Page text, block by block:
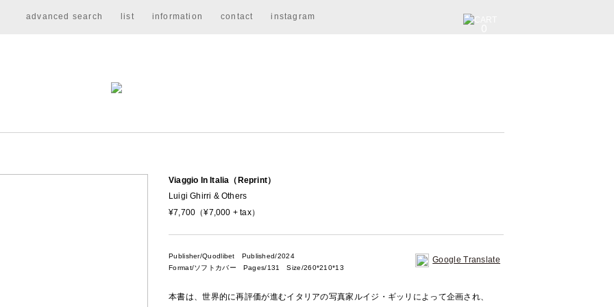
advanced search list information contact instagram
Viaggio In Italia（Reprint）
Luigi Ghirri & Others
¥7,700（¥7,000 + tax）
Publisher/Quodlibet Published/2024
Format/ソフトカバー Pages/131 Size/260*210*13
Google Translate
本書は、世界的に再評価が進むイタリアの写真家ルイジ・ギッリによって企画され、